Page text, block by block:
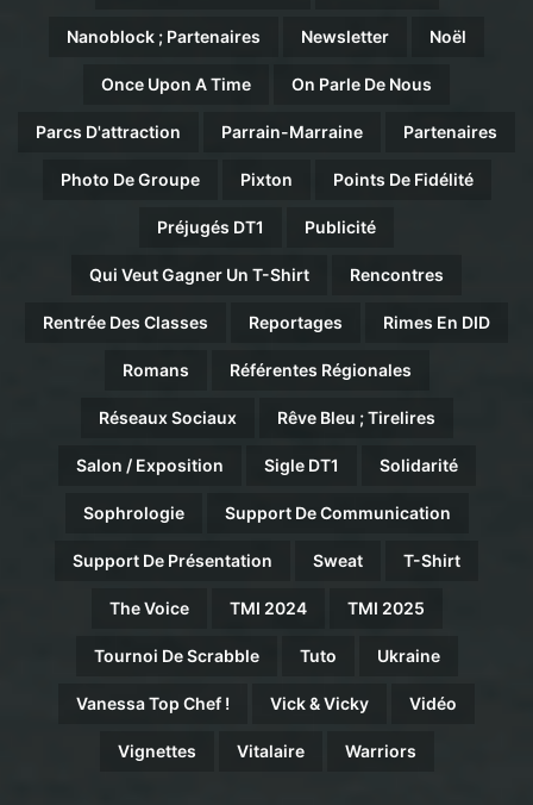
Nanoblock ; Partenaires Newsletter Noël
Once Upon A Time On Parle De Nous
Parcs D'attraction Parrain-Marraine Partenaires
Photo De Groupe Pixton Points De Fidélité
Préjugés DT1 Publicité
Qui Veut Gagner Un T-Shirt Rencontres
Rentrée Des Classes Reportages Rimes En DID
Romans Référentes Régionales
Réseaux Sociaux Rêve Bleu ; Tirelires
Salon / Exposition Sigle DT1 Solidarité
Sophrologie Support De Communication
Support De Présentation Sweat T-Shirt
The Voice TMI 2024 TMI 2025
Tournoi De Scrabble Tuto Ukraine
Vanessa Top Chef ! Vick & Vicky Vidéo
Vignettes Vitalaire Warriors